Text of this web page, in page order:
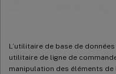
L’utilitaire de base de
utilitaire de ligne de
manipulation des éléments